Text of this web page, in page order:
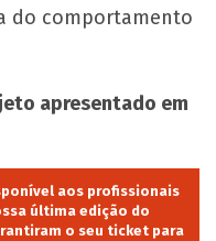
do comportamento
apresentado em
aos profissionais
última edição do
o seu ticket para